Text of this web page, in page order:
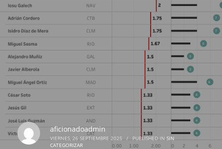
aficionadoadmin
VIERNES, 26 SEPTIEMBRE 2025 / PUBLISHED IN SIN
CATEGORIZAR